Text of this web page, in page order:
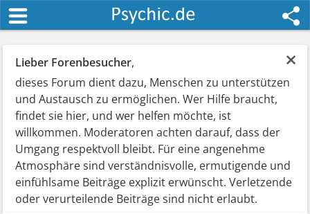
×
Lieber Forenbesucher,
dieses Forum dient dazu, Menschen zu unterstützen
und Austausch zu ermöglichen. Wer Hilfe braucht,
findet sie hier, und wer helfen möchte, ist
willkommen. Moderatoren achten darauf, dass der
Umgang respektvoll bleibt. Für eine angenehme
Atmosphäre sind verständnisvolle, ermutigende und
einfühlsame Beiträge explizit erwünscht. Verletzende
oder verurteilende Beiträge sind nicht erlaubt.